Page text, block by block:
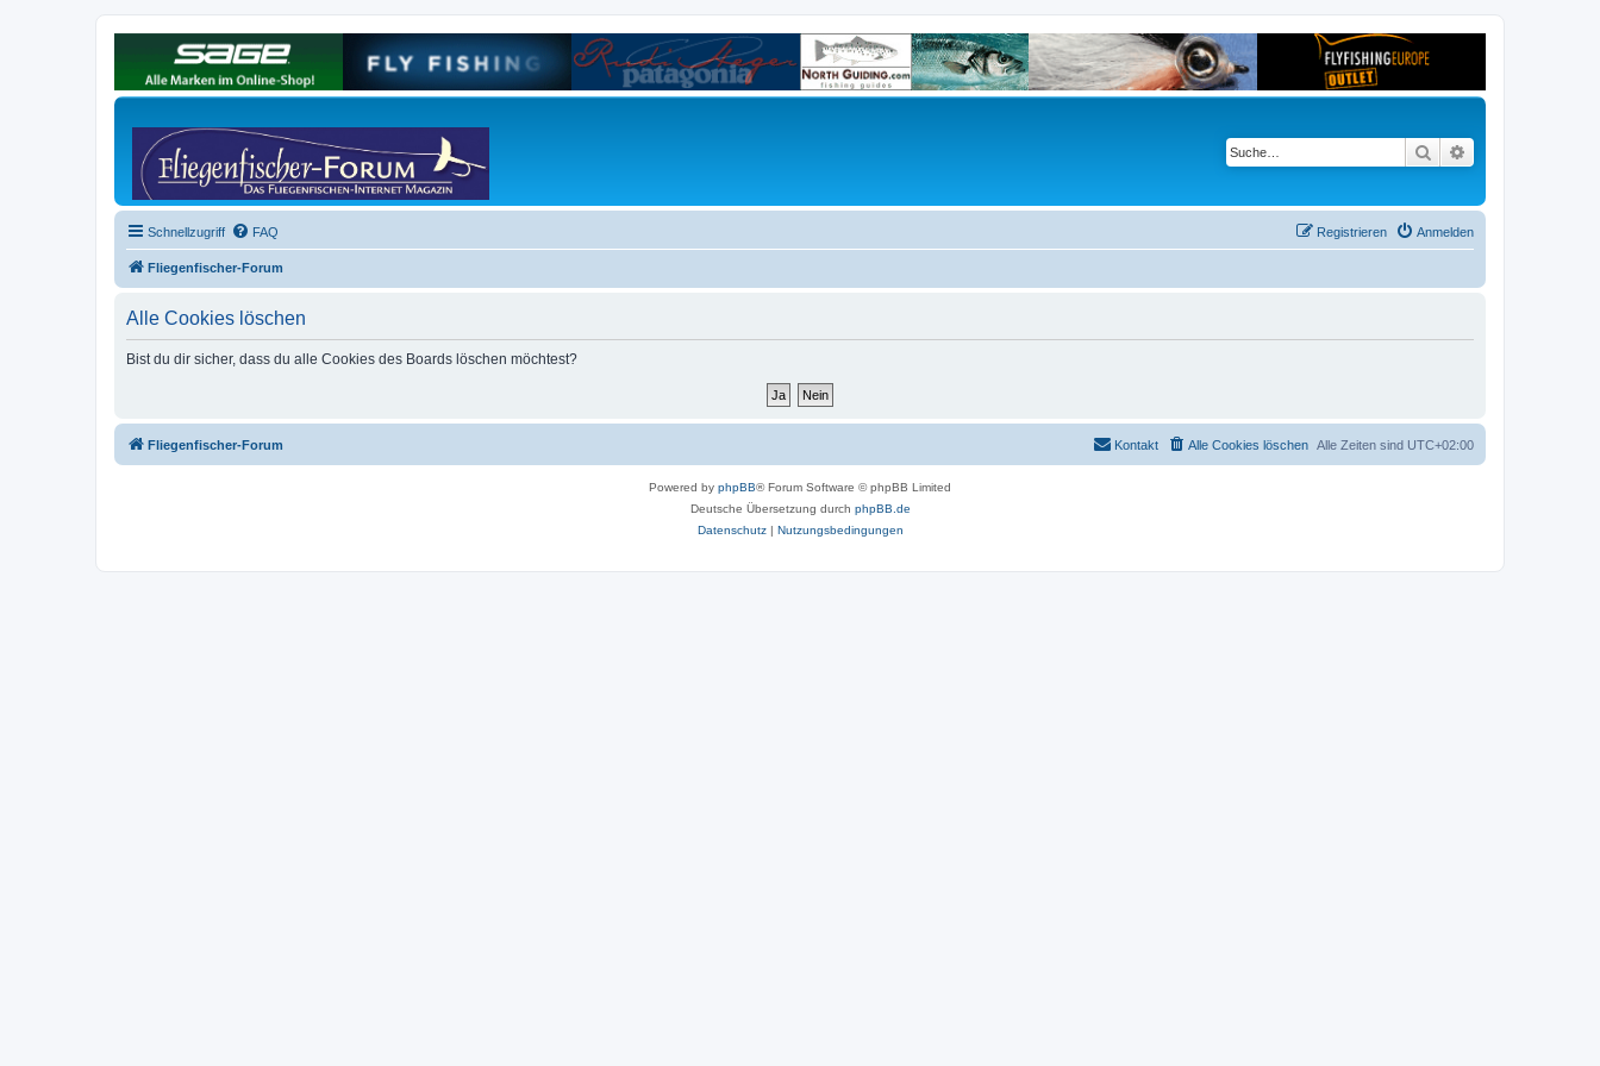
Suche
Schnellzugriff FAQ Anmelden
Registrieren
Fliegenfischer-Forum
Alle Cookies löschen
Bist du dir sicher, dass du alle Cookies des Boards löschen möchtest?
Fliegenfischer-Forum Alle Zeiten sind UTC+02:00
Alle Cookies löschen
Kontakt
Powered by phpBB® Forum Software © phpBB Limited
Deutsche Übersetzung durch phpBB.de
Datenschutz| Nutzungsbedingungen